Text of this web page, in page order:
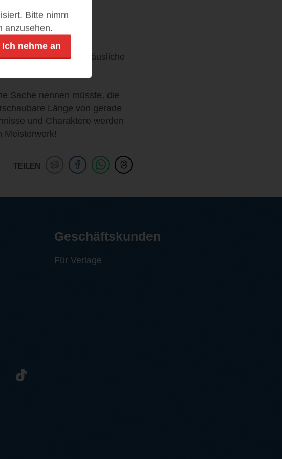
sehr poetisch
(ein Beispiel: häusliche
Sache nennen müsste, die
Länge von gerade
und Charaktere werden
Meisterwerk!
TEILEN
Bitte nimm
anzusehen.
Ich nehme an
Geschäftskunden
Für Verlage